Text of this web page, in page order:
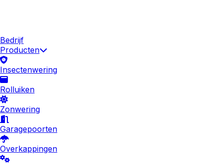
Bedrijf
Producten
Insectenwering
Rolluiken
Zonwering
Garagepoorten
Overkappingen